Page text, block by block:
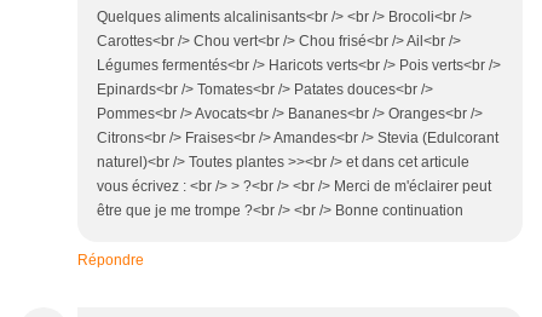
Quelques aliments alcalinisants<br /> <br /> Brocoli<br />
Carottes<br /> Chou vert<br /> Chou frisé<br /> Ail<br />
Légumes fermentés<br /> Haricots verts<br /> Pois verts<br />
Epinards<br /> Tomates<br /> Patates douces<br />
Pommes<br /> Avocats<br /> Bananes<br /> Oranges<br />
Citrons<br /> Fraises<br /> Amandes<br /> Stevia (Edulcorant
naturel)<br /> Toutes plantes >><br /> et dans cet articule
vous écrivez : <br /> > ?<br /> <br /> Merci de m'éclairer peut
être que je me trompe ?<br /> <br /> Bonne continuation
Répondre